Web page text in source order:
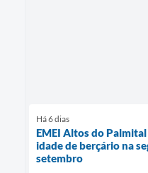
Há 6 dias
EMEI Altos do
idade de berçário na
setembro